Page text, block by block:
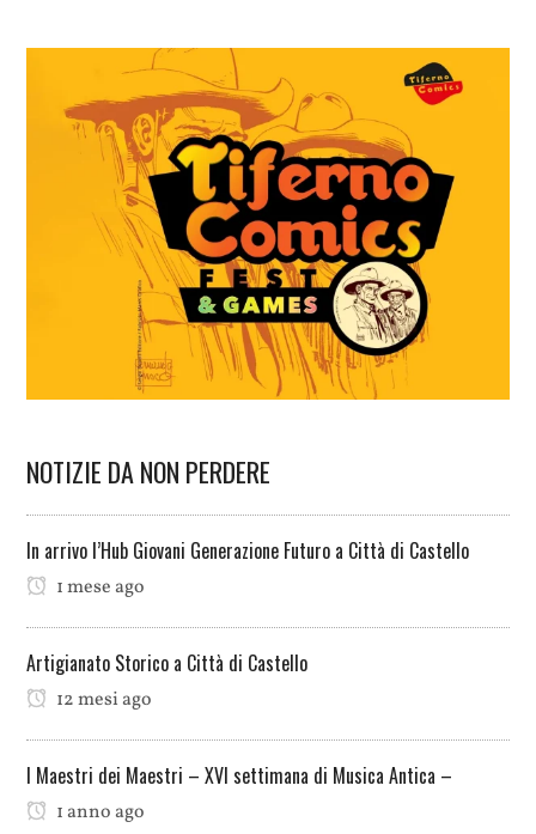
NOTIZIE DA NON PERDERE
In arrivo l’Hub Giovani Generazione Futuro a Città di Castello
1 mese ago
Artigianato Storico a Città di Castello
12 mesi ago
I Maestri dei Maestri – XVI settimana di Musica Antica –
1 anno ago